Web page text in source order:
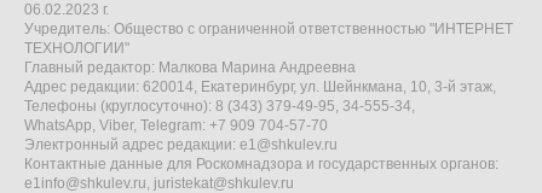
06.02.2023 г.
Учредитель: Общество с ограниченной ответственностью "ИНТЕРНЕТ
ТЕХНОЛОГИИ"
Главный редактор: Малкова Марина Андреевна
Адрес редакции: 620014, Екатеринбург, ул. Шейнкмана, 10, 3-й этаж,
Телефоны (круглосуточно): 8 (343) 379-49-95, 34-555-34,
WhatsApp, Viber, Telegram: +7 909 704-57-70
Электронный адрес редакции: e1@shkulev.ru
Контактные данные для Роскомнадзора и государственных органов:
e1info@shkulev.ru, juristekat@shkulev.ru